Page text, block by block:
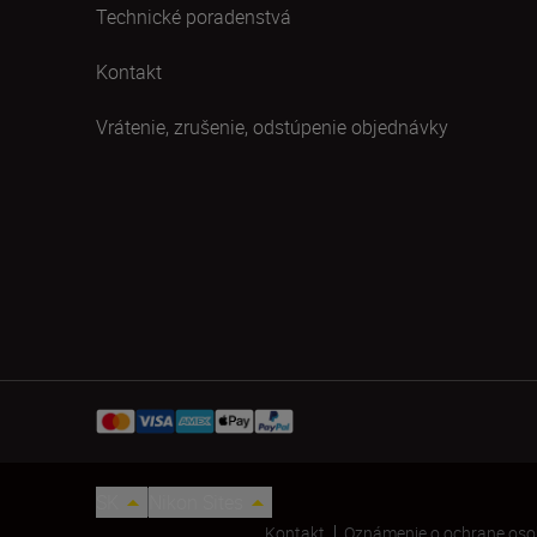
Technické poradenstvá
Kontakt
Vrátenie, zrušenie, odstúpenie objednávky